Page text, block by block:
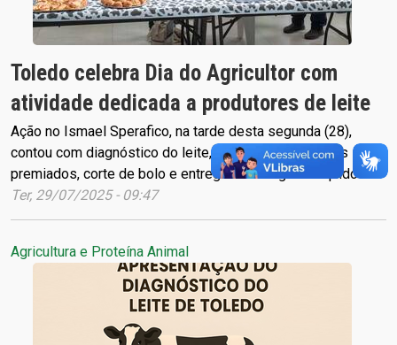
Toledo celebra Dia do Agricultor com
atividade dedicada a produtores de leite
Ação no Ismael Sperafico, na tarde desta segunda (28),
contou com diagnóstico do leite, exposição de queijos
premiados, corte de bolo e entrega de nitrogênio líquido
Ter, 29/07/2025 - 09:47
Agricultura e Proteína Animal